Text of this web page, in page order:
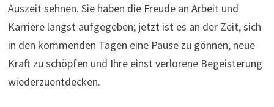
Auszeit sehnen. Sie haben die Freude an Arbeit und
Karriere längst aufgegeben; jetzt ist es an der Zeit, sich
in den kommenden Tagen eine Pause zu gönnen, neue
Kraft zu schöpfen und Ihre einst verlorene Begeisterung
wiederzuentdecken.